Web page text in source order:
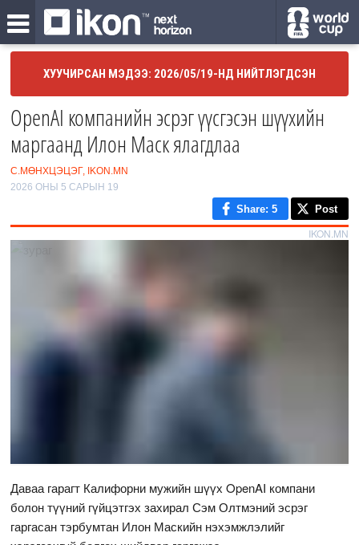
ХУУЧИРСАН МЭДЭЭ: 2026/05/19-НД НИЙТЛЭГДСЭН
OpenAI компанийн эсрэг үүсгэсэн шүүхийн
маргаанд Илон Маск ялагдлаа
С.МӨНХЦЭЦЭГ, IKON.MN
2026 ОНЫ 5 САРЫН 19
Share: 5 Post
IKON.MN
Даваа гарагт Калифорни мужийн шүүх OpenAI компани
болон түүний гүйцэтгэх захирал Сэм Олтмэний эсрэг
гаргасан тэрбумтан Илон Маскийн нэхэмжлэлийг